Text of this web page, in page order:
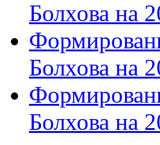
Болхова на
Болхова на
Болхова на